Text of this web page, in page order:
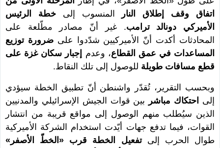
اتفاق وقف إطلاق النار
المنسوب إلىخطة الرئيس
الأميركي دونالد ترامب. غير أنّ مصادر مطّلعة على
المحادثات أكدت أنّ الأميركيين شدّدوا علىضرورة توزيع
المساعدات في عمق القطاع، وعدم
إجبار سكان غزة على
قطع مسافات طويلة للوصول إلى تلك النقاط.
وبحسب التقرير، تُقدّر واشنطن أنّ تطبيق الخطة سيؤدي
إلى
احتكاك مباشر
بين قوات الجيش الإسرائيلي والمدنيين
الذين سيُطلب منهم الوصول إلى مواقع قريبة من انتشار
القوات، فيما تدفع جهات أيّدت استخدام الشركة الأميركية
طوال الحرب إلىتفعيل الخطة قرب «الخطّ الأصفر»